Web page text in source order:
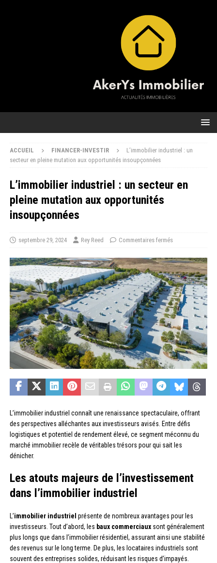
ACCUEIL FINANCER-INVESTIR
L’immobilier industriel : un
secteur en pleine mutation aux opportunités insoupçonnées
L’immobilier industriel : un secteur en
pleine mutation aux opportunités
insoupçonnées
septembre 29, 2024 Rey Reed Commentaires fermés
L’immobilier industriel connaît une renaissance spectaculaire, offrant
des perspectives alléchantes aux investisseurs avisés. Entre défis
logistiques et potentiel de rendement élevé, ce segment méconnu du
marché immobilier recèle de véritables trésors pour qui sait les
dénicher.
Les atouts majeurs de l’investissement
dans l’immobilier industriel
L’immobilier industriel présente de nombreux avantages pour les
investisseurs. Tout d’abord, les baux commerciaux sont généralement
plus longs que dans l’immobilier résidentiel, assurant ainsi une stabilité
des revenus sur le long terme. De plus, les locataires industriels sont
souvent des entreprises solides, réduisant les risques d’impayés.